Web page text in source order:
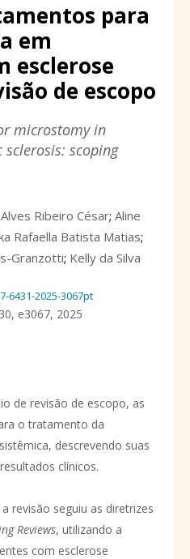
para
em
esclerose
de escopo
microstomy in
scoping
Ribeiro César; Aline
Rafaella Batista Matias;
Granzotti; Kelly da Silva
6431-2025-3067pt
e3067, 2025
de revisão de escopo, as
o tratamento da
descrevendo suas
clínicos.
a revisão seguiu as diretrizes
Reviews, utilizando a
com esclerose